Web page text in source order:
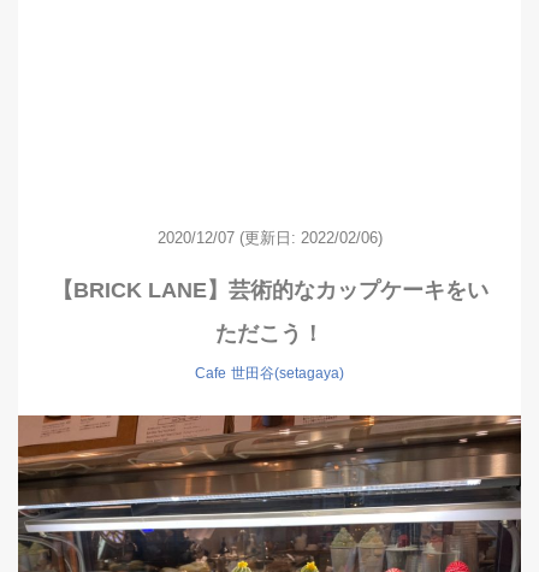
2020/12/07 (更新日: 2022/02/06)
【BRICK LANE】芸術的なカップケーキをい
ただこう！
Cafe 世田谷(setagaya)